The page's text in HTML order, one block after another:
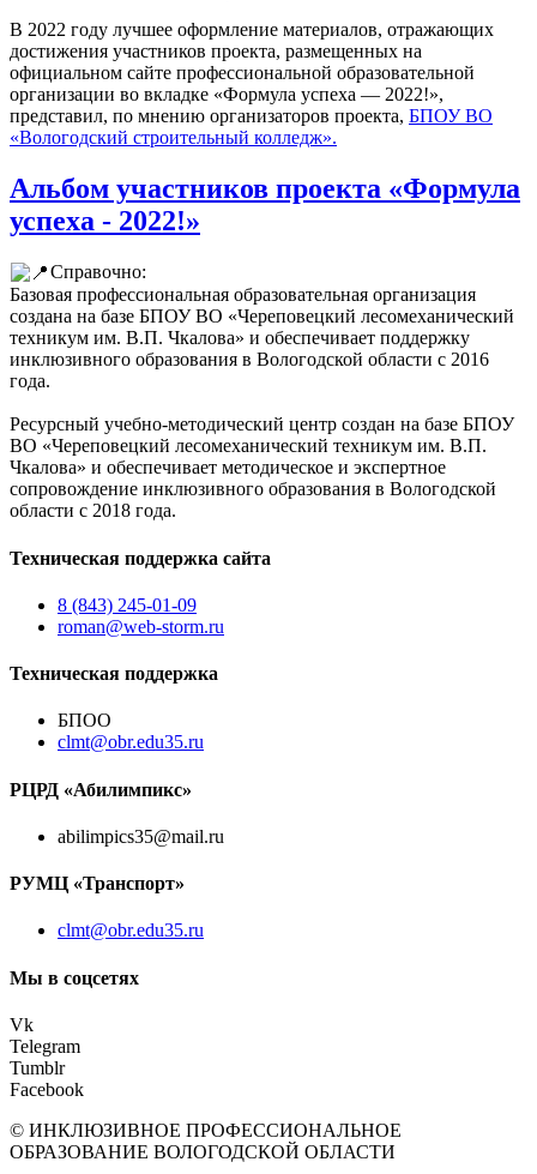
В 2022 году лучшее оформление материалов, отражающих
достижения участников проекта, размещенных на
официальном сайте профессиональной образовательной
организации во вкладке «Формула успеха — 2022!»,
представил, по мнению организаторов проекта, БПОУ ВО
«Вологодский строительный колледж».
Альбом участников проекта «Формула
успеха - 2022!»
Справочно:
Базовая профессиональная образовательная организация
создана на базе БПОУ ВО «Череповецкий лесомеханический
техникум им. В.П. Чкалова» и обеспечивает поддержку
инклюзивного образования в Вологодской области с 2016
года.
Ресурсный учебно-методический центр создан на базе БПОУ
ВО «Череповецкий лесомеханический техникум им. В.П.
Чкалова» и обеспечивает методическое и экспертное
сопровождение инклюзивного образования в Вологодской
области с 2018 года.
Техническая поддержка сайта
8 (843) 245-01-09
roman@web-storm.ru
Техническая поддержка
БПОО
clmt@obr.edu35.ru
РЦРД «Абилимпикс»
abilimpics35@mail.ru
РУМЦ «Транспорт»
clmt@obr.edu35.ru
Мы в соцсетях
Vk
Telegram
Tumblr
Facebook
© ИНКЛЮЗИВНОЕ ПРОФЕССИОНАЛЬНОЕ
ОБРАЗОВАНИЕ ВОЛОГОДСКОЙ ОБЛАСТИ